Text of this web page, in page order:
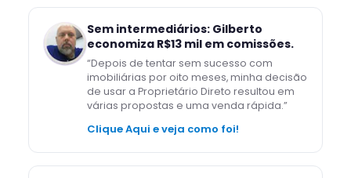
Sem intermediários: Gilberto
economiza R$13 mil em comissões.
“Depois de tentar sem sucesso com
imobiliárias por oito meses, minha decisão
de usar a Proprietário Direto resultou em
várias propostas e uma venda rápida.”
Clique Aqui e veja como foi!